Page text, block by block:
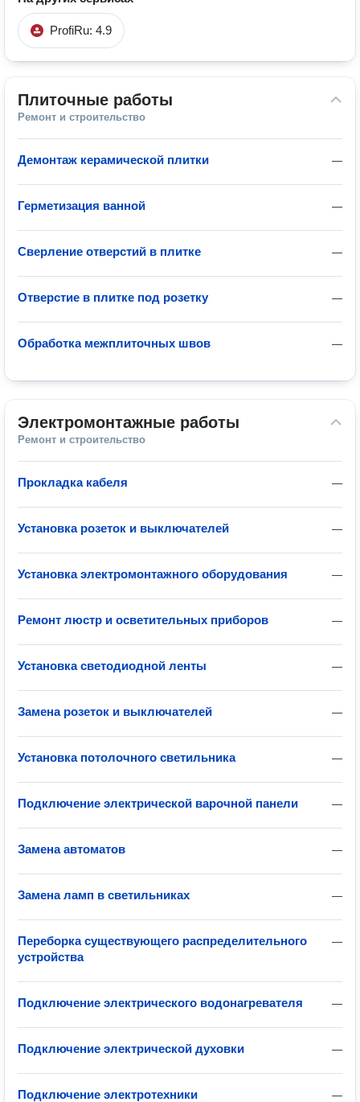
ProfiRu: 4.9
Плиточные работы
Ремонт и строительство
—
Демонтаж керамической плитки
—
Герметизация ванной
—
Сверление отверстий в плитке
—
Отверстие в плитке под розетку
—
Обработка межплиточных швов
Электромонтажные работы
Ремонт и строительство
—
Прокладка кабеля
—
Установка розеток и выключателей
—
Установка электромонтажного оборудования
—
Ремонт люстр и осветительных приборов
—
Установка светодиодной ленты
—
Замена розеток и выключателей
—
Установка потолочного светильника
—
Подключение электрической варочной панели
—
Замена автоматов
—
Замена ламп в светильниках
—
Переборка существующего распределительного
устройства
—
Подключение электрического водонагревателя
—
Подключение электрической духовки
—
Подключение электротехники